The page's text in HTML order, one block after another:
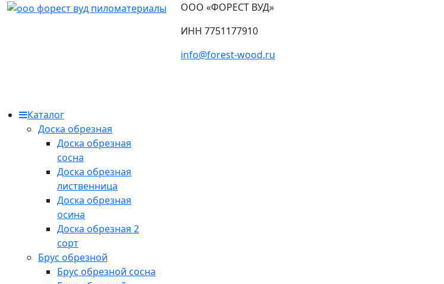
ООО «ФОРЕСТ ВУД»
ИНН 7751177910
info@forest-wood.ru
Каталог
Доска обрезная
Доска обрезная
сосна
Доска обрезная
лиственница
Доска обрезная
осина
Доска обрезная 2
сорт
Брус обрезной
Брус обрезной сосна